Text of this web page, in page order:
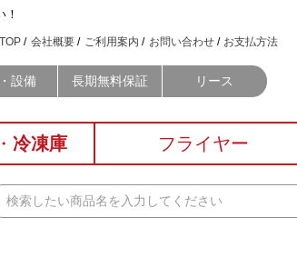
！
会社概要 ご利用案内 お問い合わせ お支払方法
設備 長期無料保証 リース
・ 冷凍庫 フライヤー